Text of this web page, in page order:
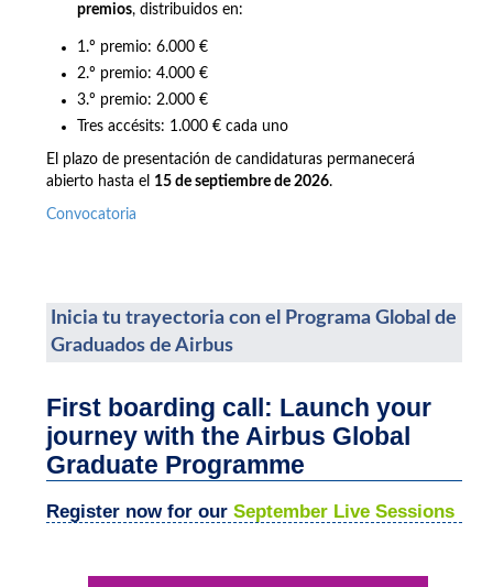
premios, distribuidos en:
1.º premio: 6.000 €
2.º premio: 4.000 €
3.º premio: 2.000 €
Tres accésits: 1.000 € cada uno
El plazo de presentación de candidaturas permanecerá
abierto hasta el 15 de septiembre de 2026.
Convocatoria
Inicia tu trayectoria con el Programa Global de
Graduados de Airbus
First boarding call: Launch your
journey with the Airbus Global
Graduate Programme
Register now for our September Live Sessions